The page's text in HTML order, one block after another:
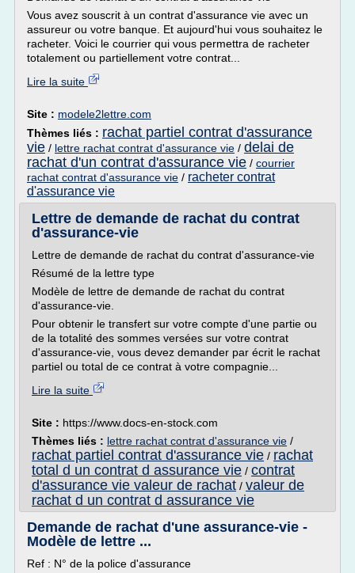
Vous avez souscrit à un contrat d'assurance vie avec un
assureur ou votre banque. Et aujourd'hui vous souhaitez le
racheter. Voici le courrier qui vous permettra de racheter
totalement ou partiellement votre contrat...
Lire la suite
Site : modele2lettre.com
Thèmes liés : rachat partiel contrat d'assurance
vie / lettre rachat contrat d'assurance vie / delai de
rachat d'un contrat d'assurance vie / courrier
rachat contrat d'assurance vie / racheter contrat
d'assurance vie
Lettre de demande de rachat du contrat
d'assurance-vie
Lettre de demande de rachat du contrat d'assurance-vie
Résumé de la lettre type
Modèle de lettre de demande de rachat du contrat
d'assurance-vie.
Pour obtenir le transfert sur votre compte d'une partie ou
de la totalité des sommes versées sur votre contrat
d'assurance-vie, vous devez demander par écrit le rachat
partiel ou total de ce contrat à votre compagnie...
Lire la suite
Site : https://www.docs-en-stock.com
Thèmes liés : lettre rachat contrat d'assurance vie /
rachat partiel contrat d'assurance vie / rachat
total d un contrat d assurance vie / contrat
d'assurance vie valeur de rachat / valeur de
rachat d un contrat d assurance vie
Demande de rachat d'une assurance-vie -
Modèle de lettre ...
Ref : N° de la police d'assurance